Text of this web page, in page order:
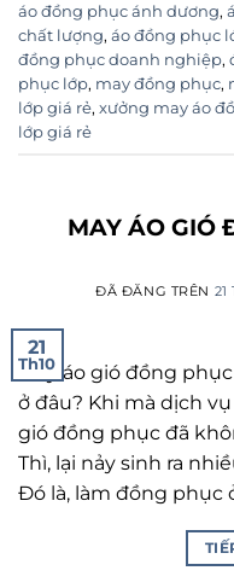
áo đồng phục ánh dương,
chất lượng, áo đồng phục
đồng phục doanh nghiệp,
phục lớp, may đồng phục,
lớp giá rẻ, xưởng may áo
lớp giá rẻ
MAY ÁO GIÓ
ĐÃ ĐĂNG TRÊN 21
21
Th10
May áo gió đồng
ở đâu? Khi mà dịch
gió đồng phục đã
Thì, lại nảy sinh ra
Đó là, làm đồng phục